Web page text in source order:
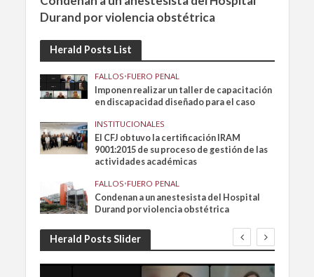
Durand por violencia obstétrica
Herald Posts List
FALLOS•FUERO PENAL
Imponen realizar un taller de capacitación
en discapacidad diseñado para el caso
INSTITUCIONALES
El CFJ obtuvo la certificación IRAM
9001:2015 de su proceso de gestión de las
actividades académicas
FALLOS•FUERO PENAL
Condenan a un anestesista del Hospital
Durand por violencia obstétrica
Herald Posts Slider